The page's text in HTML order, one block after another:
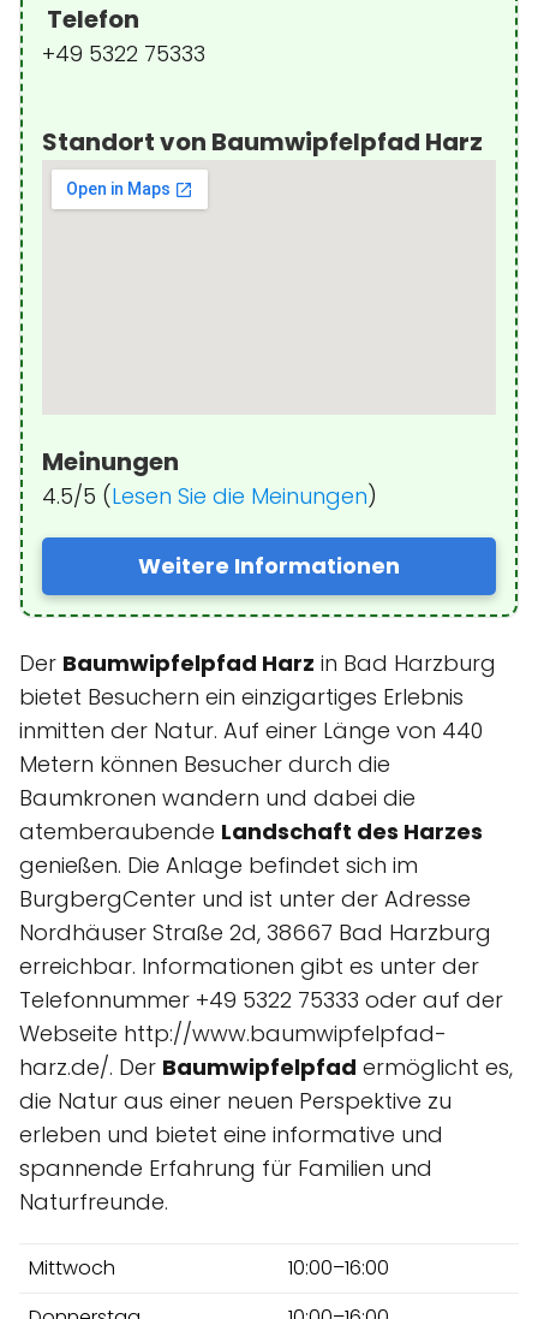
Telefon
+49 5322 75333
Standort von Baumwipfelpfad Harz
Meinungen
4.5/5 (Lesen Sie die Meinungen)
Weitere Informationen
Der Baumwipfelpfad Harz in Bad Harzburg
bietet Besuchern ein einzigartiges Erlebnis
inmitten der Natur. Auf einer Länge von 440
Metern können Besucher durch die
Baumkronen wandern und dabei die
atemberaubende Landschaft des Harzes
genießen. Die Anlage befindet sich im
BurgbergCenter und ist unter der Adresse
Nordhäuser Straße 2d, 38667 Bad Harzburg
erreichbar. Informationen gibt es unter der
Telefonnummer +49 5322 75333 oder auf der
Webseite http://www.baumwipfelpfad-
harz.de/. Der Baumwipfelpfad ermöglicht es,
die Natur aus einer neuen Perspektive zu
erleben und bietet eine informative und
spannende Erfahrung für Familien und
Naturfreunde.
Mittwoch
10:00–16:00